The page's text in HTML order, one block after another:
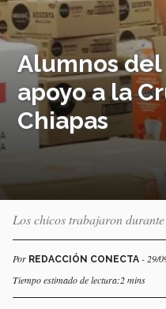
Alumnos
apoyo a la
Chiapas
Los chicos trabajaron
Por REDACCIÓN CONECTA - 29/
Tiempo estimado de lectura:2 mins